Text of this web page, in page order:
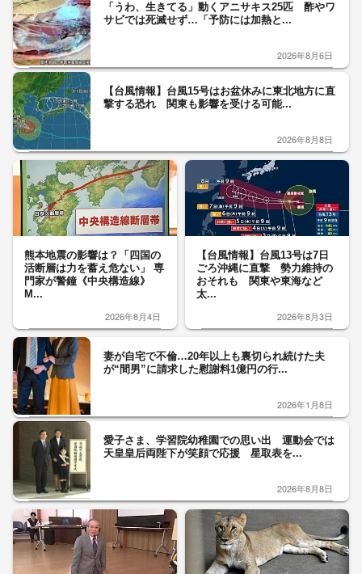
「うわ、生きてる」動くアニサキス25匹 酢やワ
サビでは死滅せず…「予防には加熱と...
2026年8月6日
【台風情報】台風15号はお盆休みに東北地方に直
撃する恐れ 関東も影響を受ける可能...
2026年8月8日
熊本地震の影響は？「四国の
活断層は力を蓄え危ない」 専
門家が警鐘《中央構造線》
M...
2026年8月4日
【台風情報】台風13号は7日
ごろ沖縄に直撃 勢力維持の
おそれも 関東や東海など
太...
2026年8月3日
妻が自宅で不倫…20年以上も裏切られ続けた夫
が“間男”に請求した慰謝料1億円の行...
2026年1月8日
愛子さま、学習院幼稚園での思い出 運動会では
天皇皇后両陛下が笑顔で応援 星取表を...
2026年8月8日